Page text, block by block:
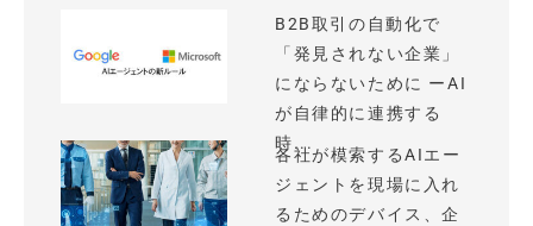
B2B取引の自動化で
「発見されない企業」
にならないために ーAI
が自律的に連携する
時...
各社が模索するAIエー
ジェントを現場に入れ
るためのデバイス、企